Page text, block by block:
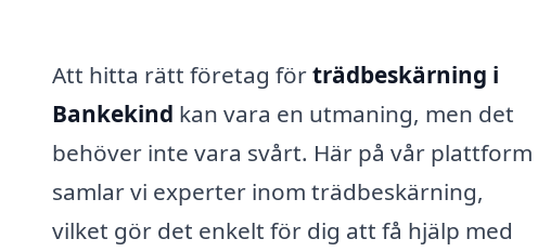
Att hitta rätt företag förträdbeskärning i
Bankekind kan vara en utmaning, men det
behöver inte vara svårt. Här på vår plattform
samlar vi experter inom trädbeskärning,
vilket gör det enkelt för dig att få hjälp med